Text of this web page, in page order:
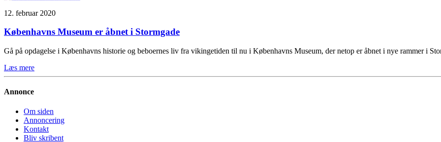
12. februar 2020
Københavns Museum er åbnet i Stormgade
Gå på opdagelse i Københavns historie og beboernes liv fra vikingetiden til nu i Københavns Museum, der netop er åbnet i nye rammer i
Læs mere
Annonce
Om siden
Annoncering
Kontakt
Bliv skribent